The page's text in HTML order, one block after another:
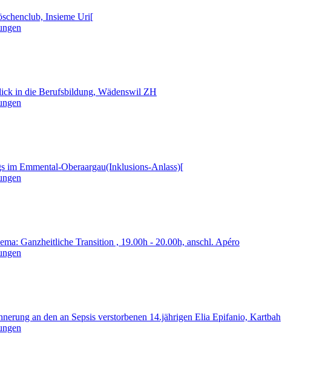
Insieme Uri[
in die Berufsbildung, Wädenswil ZH
im Emmental-Oberaargau(Inklusions-Anlass)[
Ganzheitliche Transition , 19.00h - 20.00h, anschl. Apéro
an den an Sepsis verstorbenen 14.jährigen Elia Epifanio, Kartbah